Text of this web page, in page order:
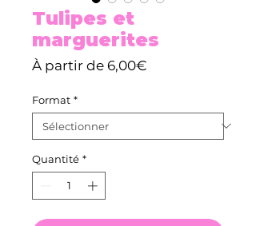
Tulipes et
marguerites
À partir de 6,00€
Format *
Quantité *